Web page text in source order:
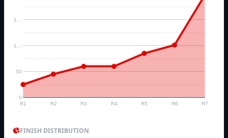
R1 R2 R3 R4 R5 R6 R7
0
50
1…
1…
FINISH DISTRIBUTION